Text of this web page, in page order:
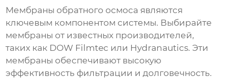
Мембраны обратного осмоса являются
ключевым компонентом системы. Выбирайте
мембраны от известных производителей,
таких как DOW Filmtec или Hydranautics. Эти
мембраны обеспечивают высокую
эффективность фильтрации и долговечность.